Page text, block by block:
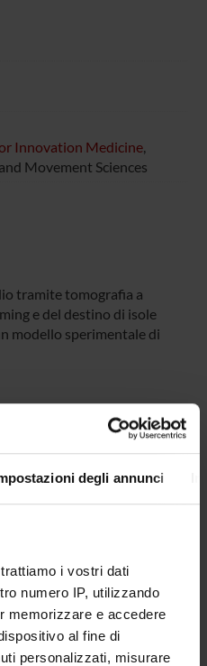
degli annunci
trattiamo i vostri dati
numero IP, utilizzando
memorizzare e accedere
al fine di
personalizzati, misurare
Innovation Medicine,
Movement Sciences
tramite tomografia a
e del destino di isole
modello sperimentale di
e della Ricerca
by the department